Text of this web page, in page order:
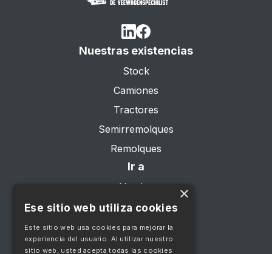
Nuestras existencias
Stock
Camiones
Tractores
Semirremolques
Remolques
Ir a
Vender
Sobre nosotros
Servicios
Contacte con
×
Ese sitio web utiliza cookies
Este sitio web usa cookies para mejorar la
experiencia del usuario. Al utilizar nuestro
sitio web, usted acepta todas las cookies